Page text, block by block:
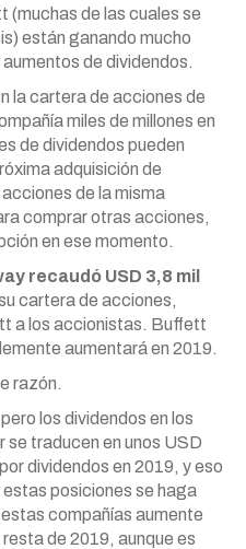
de las cuales se
están ganando mucho
de dividendos.
la cartera de acciones de
miles de millones en
de dividendos pueden
adquisición de
de la misma
comprar otras acciones,
en ese momento.
recaudó USD 3,8 mil
cartera de acciones,
a los accionistas. Buffett
aumentará en 2019.
razón.
los dividendos en los
se traducen en unos USD
dividendos en 2019, y eso
estas posiciones se haga
compañías aumente
de 2019, aunque es